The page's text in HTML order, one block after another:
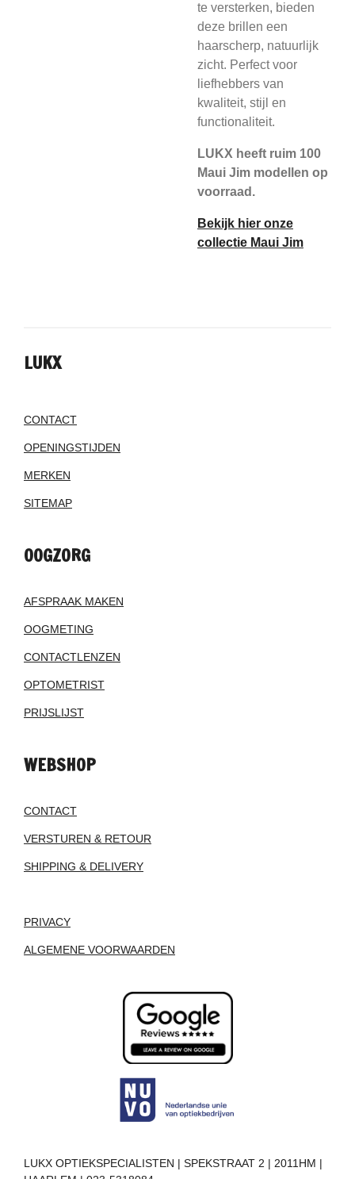
te versterken, bieden
deze brillen een
haarscherp, natuurlijk
zicht. Perfect voor
liefhebbers van
kwaliteit, stijl en
functionaliteit.
LUKX heeft ruim 100
Maui Jim modellen op
voorraad.
Bekijk hier onze
collectie Maui Jim
LUKX
CONTACT
OPENINGSTIJDEN
MERKEN
SITEMAP
OOGZORG
AFSPRAAK MAKEN
OOGMETING
CONTACTLENZEN
OPTOMETRIST
PRIJSLIJST
WEBSHOP
CONTACT
VERSTUREN & RETOUR
SHIPPING & DELIVERY
PRIVACY
ALGEMENE VOORWAARDEN
LUKX OPTIEKSPECIALISTEN | SPEKSTRAAT 2 | 2011HM |